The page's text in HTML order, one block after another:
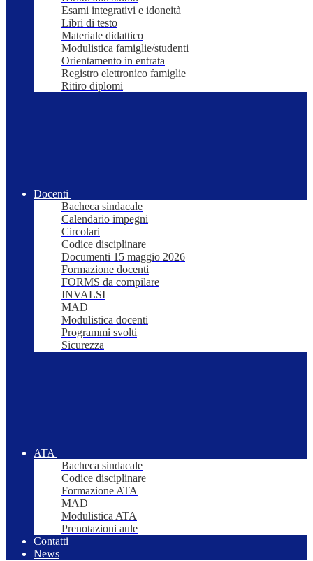
Esami integrativi e idoneità
Libri di testo
Materiale didattico
Modulistica famiglie/studenti
Orientamento in entrata
Registro elettronico famiglie
Ritiro diplomi
Docenti
Bacheca sindacale
Calendario impegni
Circolari
Codice disciplinare
Documenti 15 maggio 2026
Formazione docenti
FORMS da compilare
INVALSI
MAD
Modulistica docenti
Programmi svolti
Sicurezza
ATA
Bacheca sindacale
Codice disciplinare
Formazione ATA
MAD
Modulistica ATA
Prenotazioni aule
Contatti
News